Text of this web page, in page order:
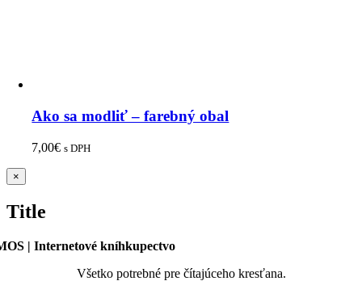
Ako sa modliť – farebný obal
7,00€ s DPH
Zatvoriť
rýchle
produktu
×
Title
| Internetové kníhkupectvo
Všetko potrebné pre čítajúceho kresťana.